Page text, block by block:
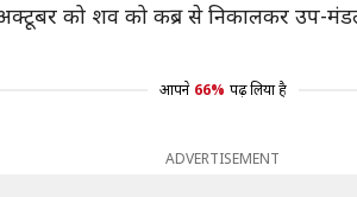
को शव को कब्र से निकालकर उप-
आपने 66% पढ़ लिया है
ADVERTISEMENT